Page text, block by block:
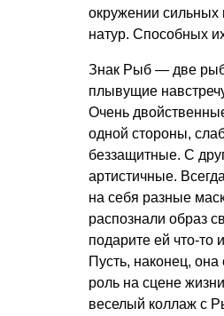
окружении сильных
натур. Способных
Знак Рыб — две
плывущие
Очень
одной стороны,
беззащитные. С
артистичные.
на себя разные
распознали образ
подарите ей что-то
Пусть, наконец, она
роль на сцене
веселый коллаж с